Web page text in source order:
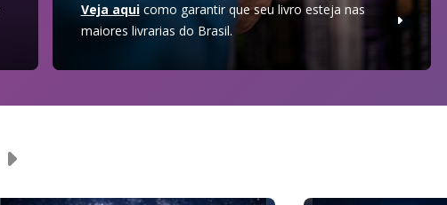
Veja aquicomo garantir que seu livro esteja nas
maiores livrarias do Brasil.